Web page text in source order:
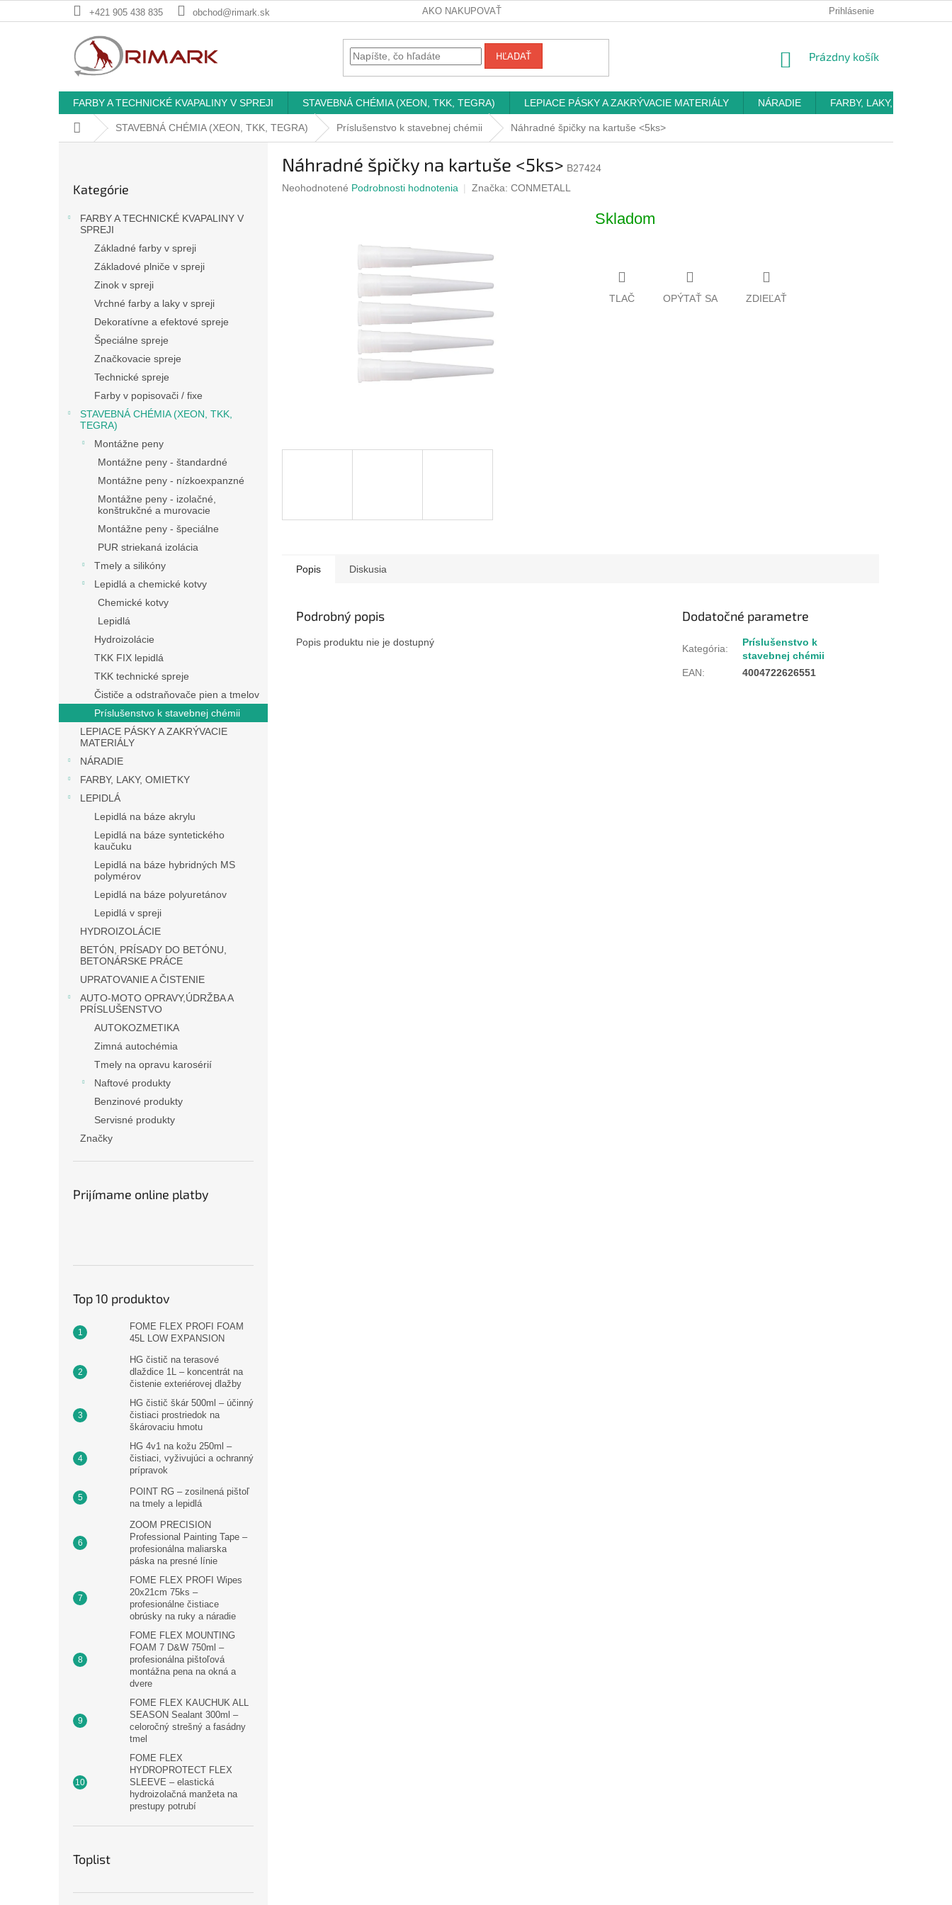
na
+421 905 438 835 obchod@rimark.sk AKO NAKUPOVAŤ Prihlásenie
HĽADAŤ
NÁKUPNÝ
Prázdny košík
FARBY A TECHNICKÉ KVAPALINY V SPREJI STAVEBNÁ CHÉMIA (XEON, TKK, TEGRA) LEPIACE PÁSKY A ZAKRÝVACIE MATERIÁLY NÁRADIE FARBY, LAKY, OMIETKY
DomovSTAVEBNÁ CHÉMIA (XEON, TKK, TEGRA) Príslušenstvo k stavebnej chémii Náhradné špičky na kartuše <5ks>
kategórie
Kategórie
FARBY A TECHNICKÉ KVAPALINY V
SPREJI
Základné farby v spreji
Základové plniče v spreji
Zinok v spreji
Vrchné farby a laky v spreji
Dekoratívne a efektové spreje
Špeciálne spreje
Značkovacie spreje
Technické spreje
Farby v popisovači / fixe
STAVEBNÁ CHÉMIA (XEON, TKK,
TEGRA)
Montážne peny
Montážne peny - štandardné
Montážne peny - nízkoexpanzné
Montážne peny - izolačné,
konštrukčné a murovacie
Montážne peny - špeciálne
PUR striekaná izolácia
Tmely a silikóny
Lepidlá a chemické kotvy
Chemické kotvy
Lepidlá
Hydroizolácie
TKK FIX lepidlá
TKK technické spreje
Čističe a odstraňovače pien a tmelov
Príslušenstvo k stavebnej chémii
LEPIACE PÁSKY A ZAKRÝVACIE
MATERIÁLY
NÁRADIE
FARBY, LAKY, OMIETKY
LEPIDLÁ
Lepidlá na báze akrylu
Lepidlá na báze syntetického
kaučuku
Lepidlá na báze hybridných MS
polymérov
Lepidlá na báze polyuretánov
Lepidlá v spreji
HYDROIZOLÁCIE
BETÓN, PRÍSADY DO BETÓNU,
BETONÁRSKE PRÁCE
UPRATOVANIE A ČISTENIE
AUTO-MOTO OPRAVY,ÚDRŽBA A
PRÍSLUŠENSTVO
AUTOKOZMETIKA
Zimná autochémia
Tmely na opravu karosérií
Naftové produkty
Benzinové produkty
Servisné produkty
Značky
Prijímame online platby
Top 10 produktov
FOME FLEX PROFI FOAM
45L LOW EXPANSION
HG čistič na terasové
dlaždice 1L – koncentrát na
čistenie exteriérovej dlažby
HG čistič škár 500ml – účinný
čistiaci prostriedok na
škárovaciu hmotu
HG 4v1 na kožu 250ml –
čistiaci, vyživujúci a ochranný
prípravok
POINT RG – zosilnená pištoľ
na tmely a lepidlá
ZOOM PRECISION
Professional Painting Tape –
profesionálna maliarska
páska na presné línie
FOME FLEX PROFI Wipes
20x21cm 75ks –
profesionálne čistiace
obrúsky na ruky a náradie
FOME FLEX MOUNTING
FOAM 7 D&W 750ml –
profesionálna pištoľová
montážna pena na okná a
dvere
FOME FLEX KAUCHUK ALL
SEASON Sealant 300ml –
celoročný strešný a fasádny
tmel
FOME FLEX
HYDROPROTECT FLEX
SLEEVE – elastická
hydroizolačná manžeta na
prestupy potrubí
Toplist
Náhradné špičky na kartuše <5ks> B27424
Priemerné
Neohodnotené Podrobnosti hodnotenia Značka: CONMETALL
Skladom
TLAČ OPÝTAŤ SA ZDIEĽAŤ
Popis Diskusia
Podrobný popis
Popis produktu nie je dostupný
Dodatočné parametre
Kategória:
Príslušenstvo k
stavebnej chémii
EAN: 4004722626551